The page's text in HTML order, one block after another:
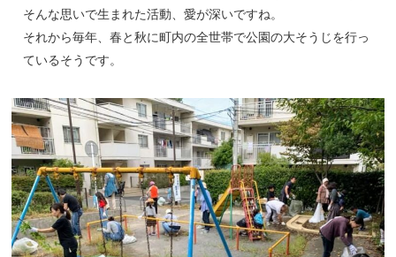
そんな思いで生まれた活動、愛が深いですね。
それから毎年、春と秋に町内の全世帯で公園の大そうじを行っ
ているそうです。